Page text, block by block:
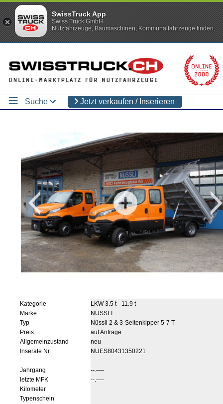
Suche Jetzt verkaufen / Inserieren
Kategorie
LKW 3.5 t - 11.9 t
Marke
NÜSSLI
Typ
Nüssli 2 & 3-Seitenkipper 5-7 T
Preis
auf Anfrage
Allgemeinzustand
neu
Inserate Nr.
NUES80431350221
Jahrgang
--.----
letzte MFK
--.----
Kilometer
Typenschein
SwissTruck App
Swiss Truck GmbH
Nutzfahrzeuge, Baumaschinen, Kommunalfahrzeuge finden.